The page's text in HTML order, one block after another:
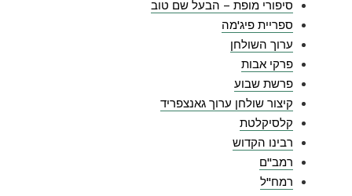
סיפורי מופת – הבעל שם טוב
ספריית פיג'מה
ערוך השולחן
פרקי אבות
פרשת שבוע
קיצור שולחן ערוך גאנצפריד
קלסיקלטת
רבינו הקדוש
רמב"ם
רמח"ל